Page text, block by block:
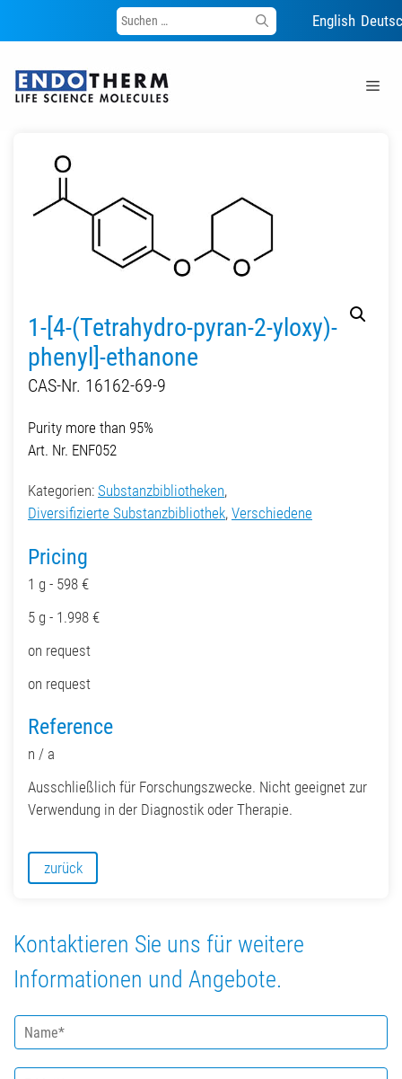
Suche
nach:
English
Inhalt
springen
1-[4-(Tetrahydro-pyran-2-yloxy)-
phenyl]-ethanone
CAS-Nr. 16162-69-9
Purity more than 95%
Art. Nr. ENF052
Kategorien: Substanzbibliotheken,
Diversifizierte Substanzbibliothek, Verschiedene
Pricing
1 g - 598 €
5 g - 1.998 €
on request
on request
Reference
n / a
Ausschließlich für Forschungszwecke. Nicht geeignet zur
Verwendung in der Diagnostik oder Therapie.
zurück
Kontaktieren Sie uns für weitere
Informationen und Angebote.
N
E